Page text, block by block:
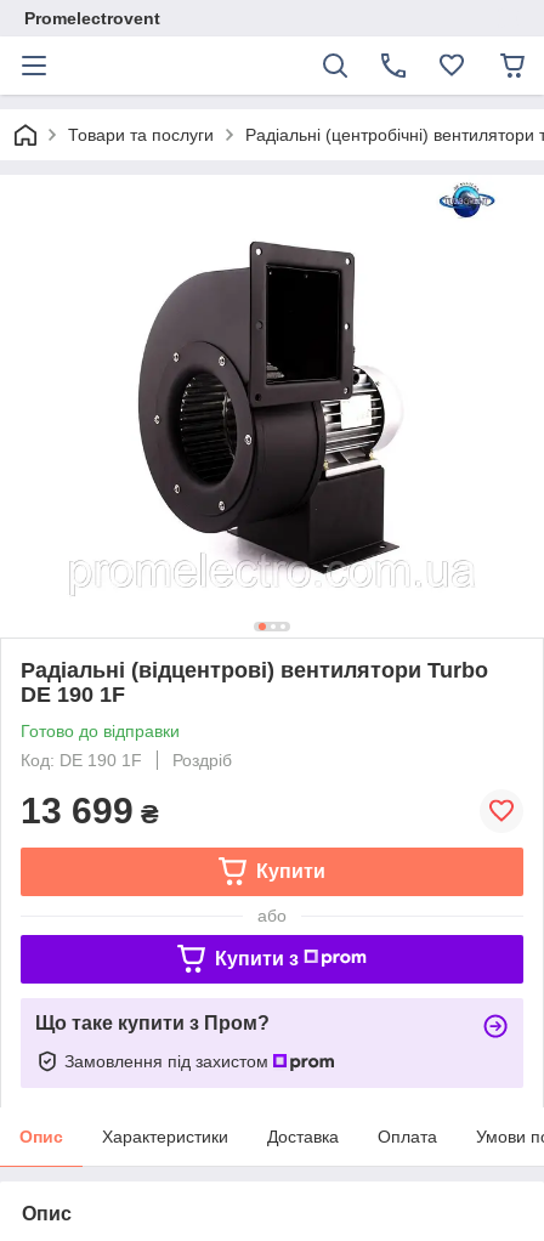
Promelectrovent
Товари та послуги Радіальні (центробічні)
Радіальні (відцентрові) вентилятори Turbo
DE 190 1F
Готово до відправки
Код: DE 190 1F
Роздріб
13 699 ₴
Купити
або
Купити з
Що таке купити з Пром?
Замовлення під захистом
Опис Характеристики Доставка Оплата Умови
Опис